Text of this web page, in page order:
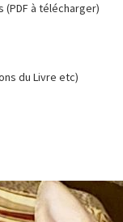
(PDF à télécharger)
du Livre etc)